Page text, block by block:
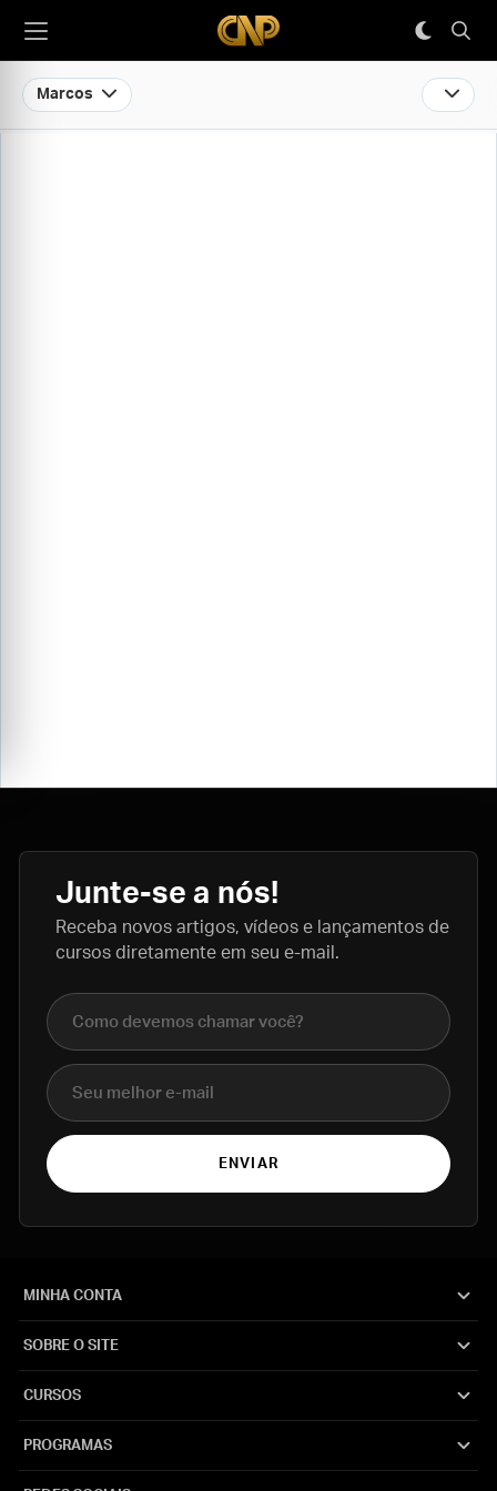
Marcos
Junte-se a nós!
Receba novos artigos, vídeos e lançamentos de
cursos diretamente em seu e-mail.
Nome completo
E-mail
ENVIAR
MINHA CONTA
SOBRE O SITE
CURSOS
PROGRAMAS